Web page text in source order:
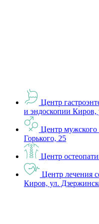
Центр
и эндоскопии Киров,
Центр мужского
Горького, 25
Центр
Центр лечения
Киров, ул.